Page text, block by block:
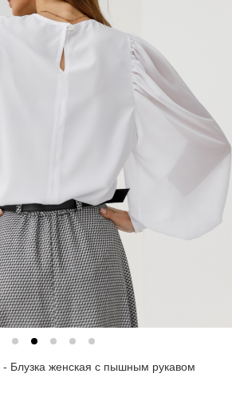
- Блузка женская с пышным рукавом